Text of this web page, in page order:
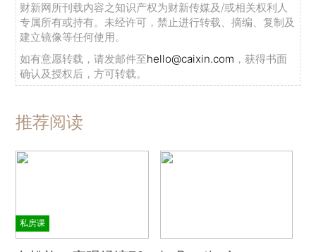
财新网所刊载内容之知识产权为财新传媒及/或相关权利人
专属所有或持有。未经许可，禁止进行转载、摘编、复制及
建立镜像等任何使用。
如有意愿转载，请发邮件至hello@caixin.com ，获得书面
确认及授权后，方可转载。
推荐阅读
私房课